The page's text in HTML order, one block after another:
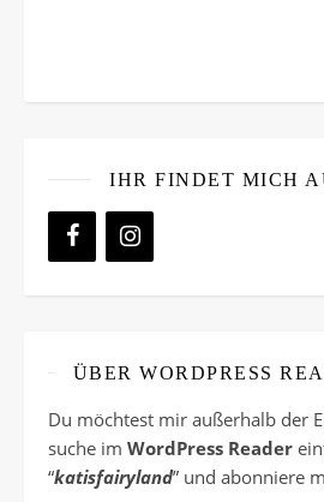
IHR FINDET MICH
ÜBER WORDPRESS
Du möchtest mir außerhalb der
suche im WordPress Reader
“katisfairyland” und abonniere